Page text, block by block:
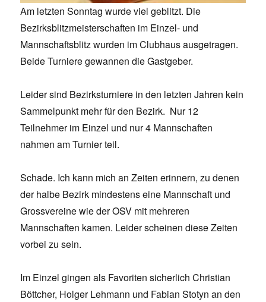
Am letzten Sonntag wurde viel geblitzt. Die
Bezirksblitzmeisterschaften im Einzel- und
Mannschaftsblitz wurden im Clubhaus ausgetragen.
Beide Turniere gewannen die Gastgeber.
Leider sind Bezirksturniere in den letzten Jahren kein
Sammelpunkt mehr für den Bezirk. Nur 12
Teilnehmer im Einzel und nur 4 Mannschaften
nahmen am Turnier teil.
Schade. Ich kann mich an Zeiten erinnern, zu denen
der halbe Bezirk mindestens eine Mannschaft und
Grossvereine wie der OSV mit mehreren
Mannschaften kamen. Leider scheinen diese Zeiten
vorbei zu sein.
Im Einzel gingen als Favoriten sicherlich Christian
Böttcher, Holger Lehmann und Fabian Stotyn an den